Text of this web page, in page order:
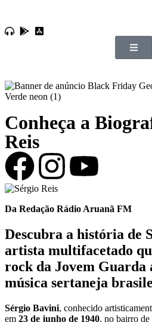
Conheça a
Reis
Da Redação Rádio Aruanã FM
Descubra a história de
artista multifacetado
rock da Jovem Guarda
música sertaneja
Sérgio Bavini, conhecido
em 23 de junho de 1940, no bairro de